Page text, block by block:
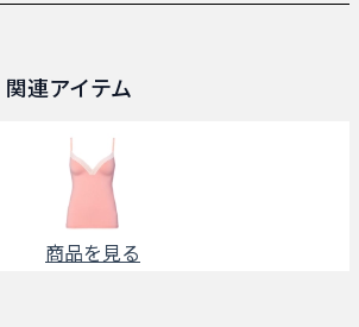
連アイテム
商品を見る